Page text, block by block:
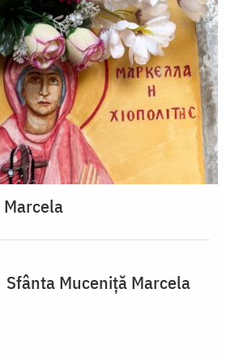
Sfânta Muceniță Marcela